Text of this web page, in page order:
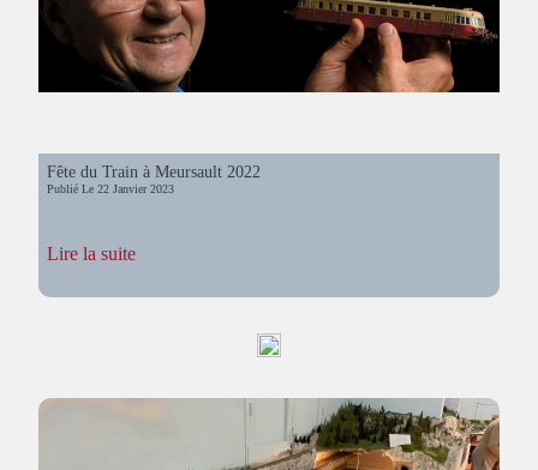
Fête du Train à Meursault 2022
Publié Le22 Janvier 2023
Lire la suite:
du